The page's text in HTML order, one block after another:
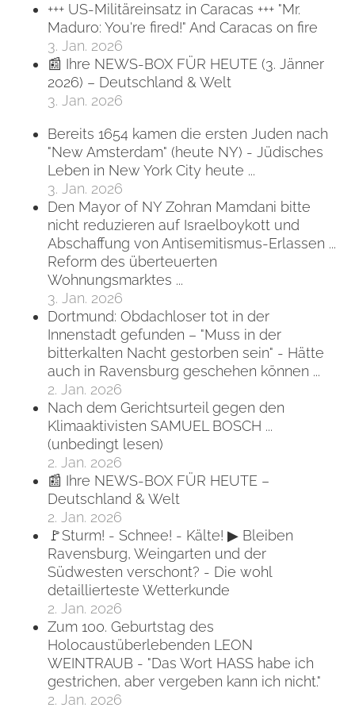
+++ US-Militäreinsatz in Caracas +++ "Mr.
Maduro: You're fired!" And Caracas on fire
3. Jan. 2026
📰 Ihre NEWS-BOX FÜR HEUTE (3. Jänner
2026) – Deutschland & Welt
3. Jan. 2026
Bereits 1654 kamen die ersten Juden nach
"New Amsterdam" (heute NY) - Jüdisches
Leben in New York City heute ...
3. Jan. 2026
Den Mayor of NY Zohran Mamdani bitte
nicht reduzieren auf Israelboykott und
Abschaffung von Antisemitismus-Erlassen ...
Reform des überteuerten
Wohnungsmarktes ...
3. Jan. 2026
Dortmund: Obdachloser tot in der
Innenstadt gefunden – "Muss in der
bitterkalten Nacht gestorben sein" - Hätte
auch in Ravensburg geschehen können ...
2. Jan. 2026
Nach dem Gerichtsurteil gegen den
Klimaaktivisten SAMUEL BOSCH ...
(unbedingt lesen)
2. Jan. 2026
📰 Ihre NEWS-BOX FÜR HEUTE –
Deutschland & Welt
2. Jan. 2026
🚩Sturm! - Schnee! - Kälte! ▶ Bleiben
Ravensburg, Weingarten und der
Südwesten verschont? - Die wohl
detaillierteste Wetterkunde
2. Jan. 2026
Zum 100. Geburtstag des
Holocaustüberlebenden LEON
WEINTRAUB - "Das Wort HASS habe ich
gestrichen, aber vergeben kann ich nicht."
2. Jan. 2026